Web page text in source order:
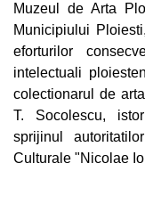
Muzeul de Arta
Municipiului
eforturilor
intelectuali
colectionarul de
T. Socolescu,
sprijinul
Culturale "Nicolae